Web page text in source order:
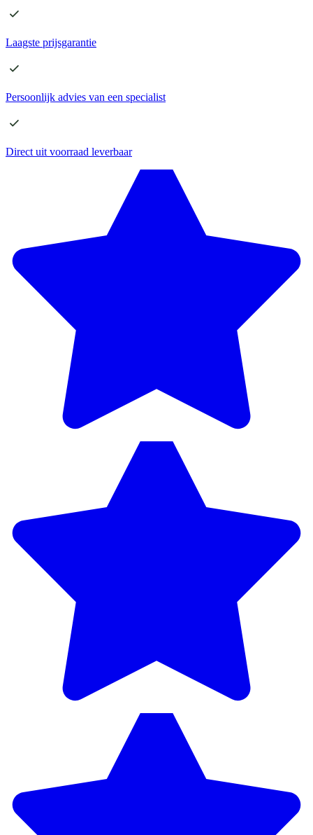
Laagste prijsgarantie
Persoonlijk advies van een specialist
Direct uit voorraad leverbaar